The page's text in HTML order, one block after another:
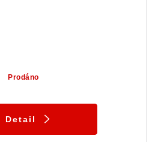
Prodáno
Detail